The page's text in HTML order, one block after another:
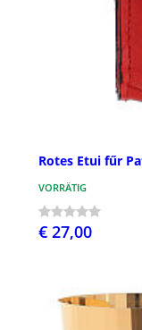
Rotes Etui fűr
VORRÄTIG
€ 27,00